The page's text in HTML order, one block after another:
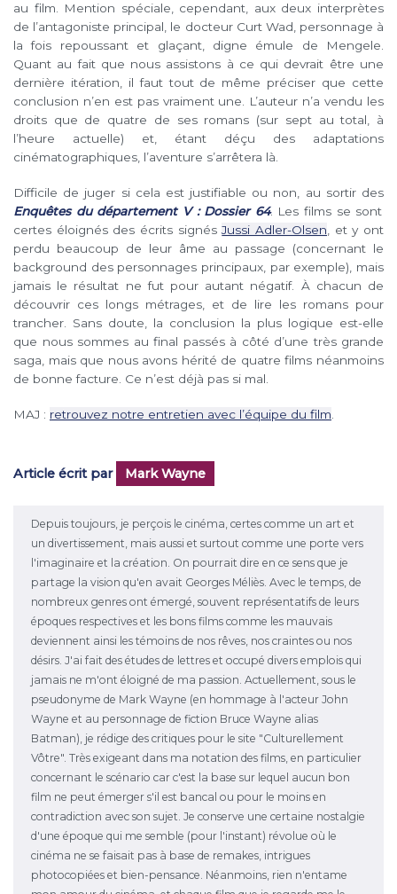
au film. Mention spéciale, cependant, aux deux interprètes
de l’antagoniste principal, le docteur Curt Wad, personnage à
la fois repoussant et glaçant, digne émule de Mengele.
Quant au fait que nous assistons à ce qui devrait être une
dernière itération, il faut tout de même préciser que cette
conclusion n’en est pas vraiment une. L’auteur n’a vendu les
droits que de quatre de ses romans (sur sept au total, à
l’heure actuelle) et, étant déçu des adaptations
cinématographiques, l’aventure s’arrêtera là.
Difficile de juger si cela est justifiable ou non, au sortir des
Enquêtes du département V : Dossier 64. Les films se sont
certes éloignés des écrits signésJussi Adler-Olsen, et y ont
perdu beaucoup de leur âme au passage (concernant le
background des personnages principaux, par exemple), mais
jamais le résultat ne fut pour autant négatif. À chacun de
découvrir ces longs métrages, et de lire les romans pour
trancher. Sans doute, la conclusion la plus logique est-elle
que nous sommes au final passés à côté d’une très grande
saga, mais que nous avons hérité de quatre films néanmoins
de bonne facture. Ce n’est déjà pas si mal.
MAJ : retrouvez notre entretien avec l’équipe du film.
Article écrit par Mark Wayne
Depuis toujours, je perçois le cinéma, certes comme un art et
un divertissement, mais aussi et surtout comme une porte vers
l'imaginaire et la création. On pourrait dire en ce sens que je
partage la vision qu'en avait Georges Méliès. Avec le temps, de
nombreux genres ont émergé, souvent représentatifs de leurs
époques respectives et les bons films comme les mauvais
deviennent ainsi les témoins de nos rêves, nos craintes ou nos
désirs. J'ai fait des études de lettres et occupé divers emplois qui
jamais ne m'ont éloigné de ma passion. Actuellement, sous le
pseudonyme de Mark Wayne (en hommage à l'acteur John
Wayne et au personnage de fiction Bruce Wayne alias
Batman), je rédige des critiques pour le site "Culturellement
Vôtre". Très exigeant dans ma notation des films, en particulier
concernant le scénario car c'est la base sur lequel aucun bon
film ne peut émerger s'il est bancal ou pour le moins en
contradiction avec son sujet. Je conserve une certaine nostalgie
d'une époque qui me semble (pour l'instant) révolue où le
cinéma ne se faisait pas à base de remakes, intrigues
photocopiées et bien-pensance. Néanmoins, rien n'entame